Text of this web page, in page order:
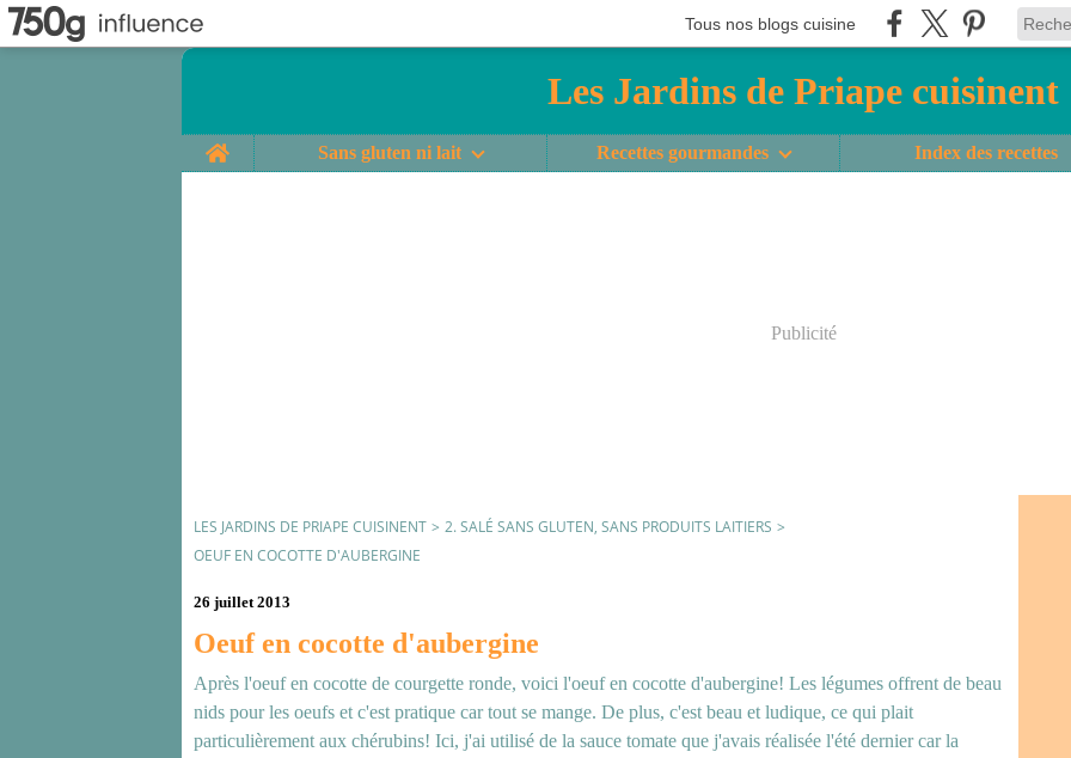
Tous nos blogs cuisine
Les Jardins de Priape cuisinent
Home Sans gluten ni lait Recettes gourmandes Index des recettes
Publicité
LES JARDINS DE PRIAPE CUISINENT > 2. SALÉ SANS GLUTEN, SANS PRODUITS LAITIERS >
OEUF EN COCOTTE D'AUBERGINE
26 juillet 2013
Oeuf en cocotte d'aubergine
Après l'oeuf en cocotte de courgette ronde, voici l'oeuf en cocotte d'aubergine! Les légumes offrent de beau
nids pour les oeufs et c'est pratique car tout se mange. De plus, c'est beau et ludique, ce qui plait
particulièrement aux chérubins! Ici, j'ai utilisé de la sauce tomate que j'avais réalisée l'été dernier car la